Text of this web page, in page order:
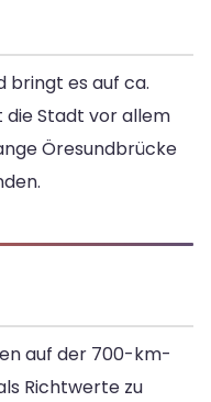
bringt es auf ca.
die Stadt vor allem
Öresundbrücke
auf der 700-km-
Richtwerte zu